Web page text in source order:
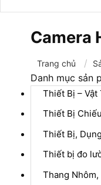
Camera
Trang chủ /
Danh mục sản
Thiết Bị – Vật
Thiết Bị
Thiết Bị,
Thiết bị đo
Thang